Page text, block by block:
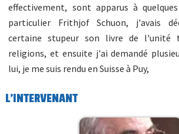
effectivement, sont apparus à
particulier Frithjof Schuon, j'avais
certaine stupeur son livre de l'unité
religions, et ensuite j'ai demandé
lui, je me suis rendu en Suisse à Puy,
L'INTERVENANT